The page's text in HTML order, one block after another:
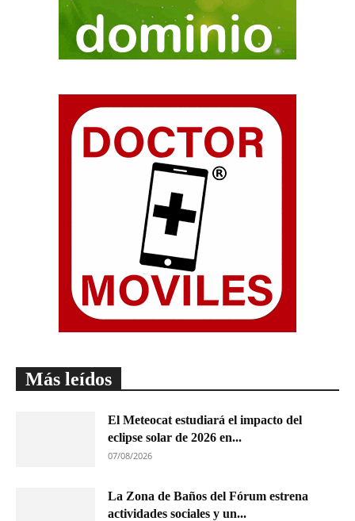
Más leídos
El Meteocat estudiará el impacto del
eclipse solar de 2026 en...
07/08/2026
La Zona de Baños del Fórum estrena
actividades sociales y un...